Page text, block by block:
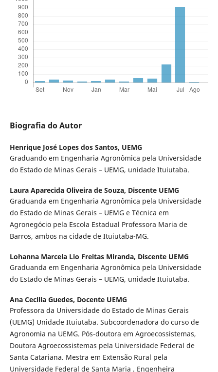
Biografia do Autor
Henrique José Lopes dos Santos, UEMG
Graduando em Engenharia Agronômica pela Universidade
do Estado de Minas Gerais – UEMG, unidade Ituiutaba.
Laura Aparecida Oliveira de Souza, Discente UEMG
Graduanda em Engenharia Agronômica pela Universidade
do Estado de Minas Gerais – UEMG e Técnica em
Agronegócio pela Escola Estadual Professora Maria de
Barros, ambos na cidade de Ituiutaba-MG.
Lohanna Marcela Lio Freitas Miranda, Discente UEMG
Graduanda em Engenharia Agronômica pela Universidade
do Estado de Minas Gerais – UEMG, unidade Ituiutaba.
Ana Cecilia Guedes, Docente UEMG
Professora da Universidade do Estado de Minas Gerais
(UEMG) Unidade Ituiutaba. Subcoordenadora do curso de
Agronomia na UEMG. Pós-doutora em Agroecossistemas,
Doutora Agroecossistemas pela Universidade Federal de
Santa Catariana. Mestra em Extensão Rural pela
Universidade Federal de Santa Maria . Engenheira